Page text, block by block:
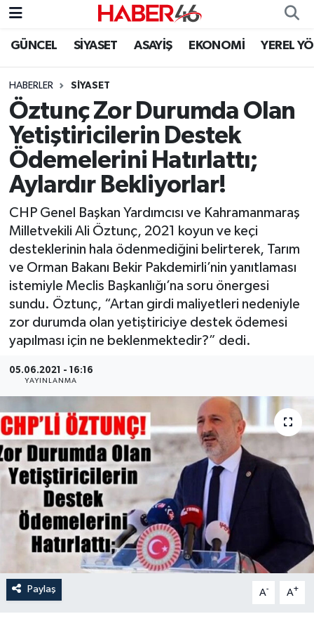
GÜNCEL SİYASET ASAYİŞ EKONOMİ YEREL
HABERLER SİYASET
Öztunç Zor Durumda Olan
Yetiştiricilerin Destek
Ödemelerini Hatırlattı;
Aylardır Bekliyorlar!
CHP Genel Başkan Yardımcısı ve Kahramanmaraş
Milletvekili Ali Öztunç, 2021 koyun ve keçi
desteklerinin hala ödenmediğini belirterek, Tarım
ve Orman Bakanı Bekir Pakdemirli’nin yanıtlaması
istemiyle Meclis Başkanlığı’na soru önergesi
sundu. Öztunç, “Artan girdi maliyetleri nedeniyle
zor durumda olan yetiştiriciye destek ödemesi
yapılması için ne beklenmektedir?” dedi.
05.06.2021 - 16:16
YAYINLANMA
Paylaş A- A+
GÜNCEL
SİYASET
EKONOMİ
SPOR
YAŞAM
TEKNOLOJİ
SAĞLIK
EĞİTİM
İLÇE HABERLERİ
KÜLTÜR-SANAT
KSÜ
DÜNYA
ROPORTAJ
MAGAZİN
KADIN-AİLE
YEREL YÖNETİM
Nöbetçi Eczaneler
Hava Durumu
Kahramanmaraş Namaz Vakitleri
Trafik Durumu
Süper Lig Puan Durumu ve Fikstür
Tüm Manşetler
Son Dakika Haberleri
Haber Arşivi